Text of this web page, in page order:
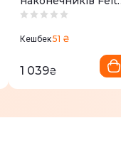
(повстяні) для Pro
ACK24819Z
Кешбек51 ₴
1 039₴